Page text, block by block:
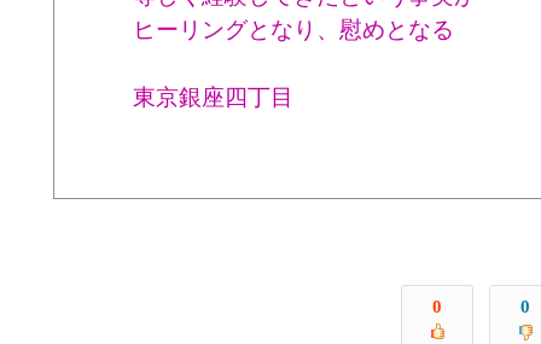
ヒーリングとなり、慰めとなる
東京銀座四丁目
0 0